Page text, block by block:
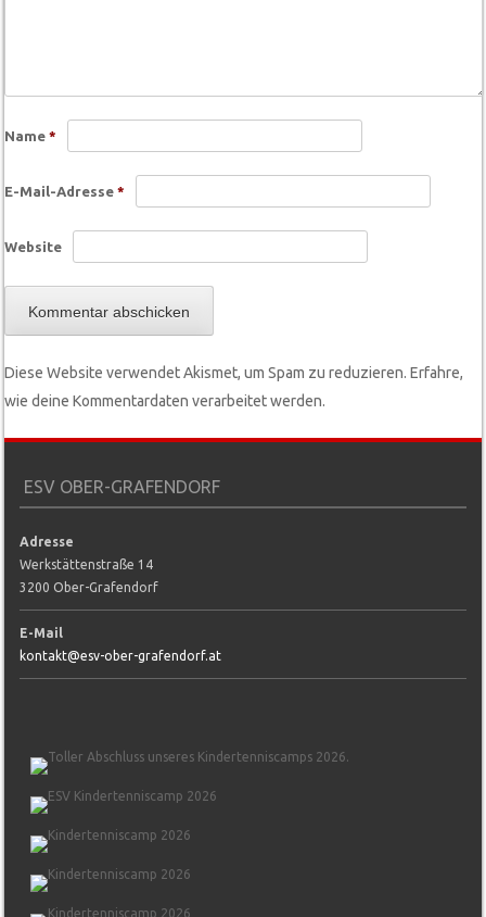
Name*
E-Mail-Adresse*
Website
Diese Website verwendet Akismet, um Spam zu reduzieren.Erfahre,
wie deine Kommentardaten verarbeitet werden.
ESV OBER-GRAFENDORF
Adresse
Werkstättenstraße 14
3200 Ober-Grafendorf
E-Mail
kontakt@esv-ober-grafendorf.at